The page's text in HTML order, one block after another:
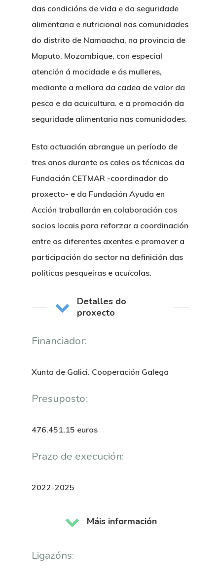
das condicións de vida e da seguridade
alimentaria e nutricional nas comunidades
do distrito de Namaacha, na provincia de
Maputo, Mozambique, con especial
atención á mocidade e ás mulleres,
mediante a mellora da cadea de valor da
pesca e da acuicultura. e a promoción da
seguridade alimentaria nas comunidades.
Esta actuación abrangue un período de
tres anos durante os cales os técnicos da
Fundación CETMAR -coordinador do
proxecto- e da Fundación Ayuda en
Acción traballarán en colaboración cos
socios locais para reforzar a coordinación
entre os diferentes axentes e promover a
participación do sector na definición das
políticas pesqueiras e acuícolas.
Detalles do
proxecto
Financiador:
Xunta de Galici. Cooperación Galega
Presuposto:
476.451,15 euros
Prazo de execución:
2022-2025
Máis información
Ligazóns: